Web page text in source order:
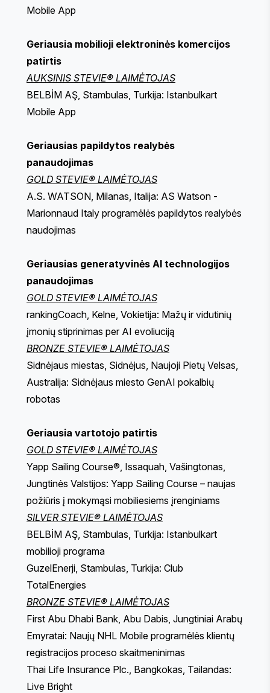
Mobile App
Geriausia mobilioji elektroninės komercijos
patirtis
AUKSINIS STEVIE® LAIMĖTOJAS
BELBİM AŞ, Stambulas, Turkija: Istanbulkart
Mobile App
Geriausias papildytos realybės
panaudojimas
GOLD STEVIE® LAIMĖTOJAS
A.S. WATSON, Milanas, Italija: AS Watson -
Marionnaud Italy programėlės papildytos realybės
naudojimas
Geriausias generatyvinės AI technologijos
panaudojimas
GOLD STEVIE® LAIMĖTOJAS
rankingCoach, Kelne, Vokietija: Mažų ir vidutinių
įmonių stiprinimas per AI evoliuciją
BRONZE STEVIE® LAIMĖTOJAS
Sidnėjaus miestas, Sidnėjus, Naujoji Pietų Velsas,
Australija: Sidnėjaus miesto GenAI pokalbių
robotas
Geriausia vartotojo patirtis
GOLD STEVIE® LAIMĖTOJAS
Yapp Sailing Course®, Issaquah, Vašingtonas,
Jungtinės Valstijos: Yapp Sailing Course – naujas
požiūris į mokymąsi mobiliesiems įrenginiams
SILVER STEVIE® LAIMĖTOJAS
BELBİM AŞ, Stambulas, Turkija: Istanbulkart
mobilioji programa
GuzelEnerji, Stambulas, Turkija: Club
TotalEnergies
BRONZE STEVIE® LAIMĖTOJAS
First Abu Dhabi Bank, Abu Dabis, Jungtiniai Arabų
Emyratai: Naujų NHL Mobile programėlės klientų
registracijos proceso skaitmeninimas
Thai Life Insurance Plc., Bangkokas, Tailandas:
Live Bright